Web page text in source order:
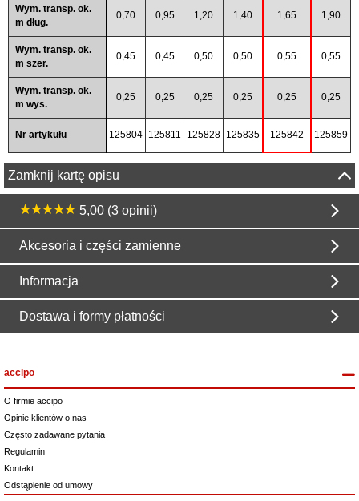
Wym. transp. ok.
m dług.
0,70 0,95 1,20 1,40 1,65 1,90
Wym. transp. ok.
m szer.
0,45 0,45 0,50 0,50 0,55 0,55
Wym. transp. ok.
m wys.
0,25 0,25 0,25 0,25 0,25 0,25
Nr artykułu 125804 125811 125828 125835 125842 125859
Zamknij kartę opisu
5,00 (3 opinii)
Akcesoria i części zamienne
Informacja
Dostawa i formy płatności
accipo
O firmie accipo
Opinie klientów o nas
Często zadawane pytania
Regulamin
Kontakt
Odstąpienie od umowy